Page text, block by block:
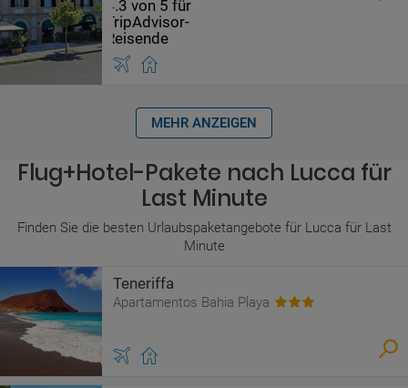
MEHR ANZEIGEN
Flug+Hotel-Pakete nach Lucca für
Last Minute
Finden Sie die besten Urlaubspaketangebote für Lucca für Last
Minute
Teneriffa
Apartamentos Bahia Playa